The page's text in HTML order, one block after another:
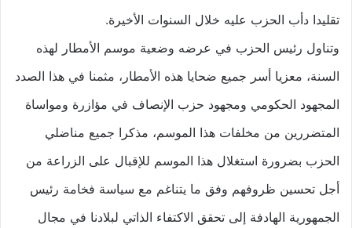
تقليدا دأب الحزب عليه خلال السنوات الأخيرة.
وتناول رئيس الحزب في عرضه وضعية موسم الأمطار لهذه
السنة، معزيا أسر جميع ضحايا هذه الأمطار، مثمنا في هذا الصدد
المجهود الحكومي ومجهود حزب الإنصاف في مؤازرة ومواساة
المتضررين من مخلفات هذا الموسم، مذكرا جميع مناضلي
الحزب بضرورة استغلال هذا الموسم للإقبال على الزراعة من
أجل تحسين ظروفهم وفق ما يتناغم مع سياسة فخامة رئيس
الجمهورية الهادفة إلى تحقق الاكتفاء الذاتي لبلادنا في مجال